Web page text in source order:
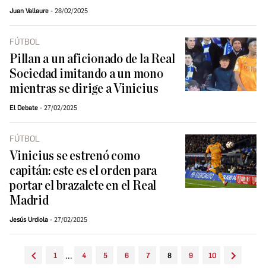
Juan Vallaure 28/02/2025
FÚTBOL
Pillan a un aficionado de la Real
Sociedad imitando a un mono
mientras se dirige a Vinicius
El Debate 27/02/2025
FÚTBOL
Vinicius se estrenó como
capitán: este es el orden para
portar el brazalete en el Real
Madrid
Jesús Urdiola 27/02/2025
1 ... 4 5 6 7 8 9 10